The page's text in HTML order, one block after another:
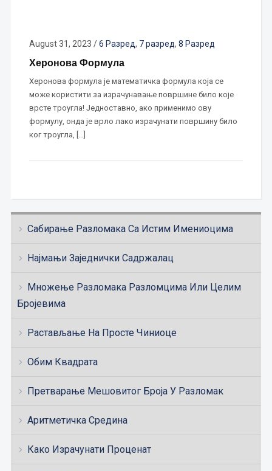
Сабирање Разломака Са Истим Имениоцима
Најмањи Заједнички Садржалац
Множење Разломака Разломцима Или Целим
Бројевима
Растављање На Просте Чиниоце
Обим Квадрата
Претварање Мешовитог Броја У Разломак
Аритметичка Средина
Како Израчунати Проценат
August 31, 2023 /6 Разред, 7 разред, 8 Разред
Херонова Формула
Херонова формула је математичка формула која се
може користити за израчунавање површине било које
врсте троугла! Једноставно, ако применимо ову
формулу, онда је врло лако израчунати површину било
ког троугла, […]